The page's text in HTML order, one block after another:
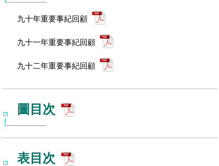
九十年重要事紀回顧
九十一年重要事紀回顧
九十二年重要事紀回顧
圖目次
表目次